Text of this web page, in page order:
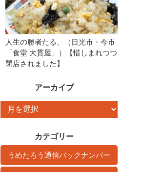
人生の勝者たる、（日光市・今市
「食堂 大貫屋」）【惜しまれつつ
閉店されました】
アーカイブ
ー
イ
ブ
カテゴリー
うめたろう通信バックナンバー